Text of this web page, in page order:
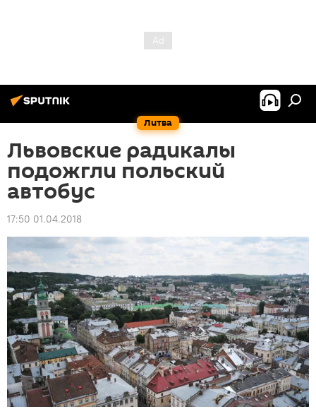
Литва
Львовские радикалы
подожгли польский
автобус
17:50 01.04.2018